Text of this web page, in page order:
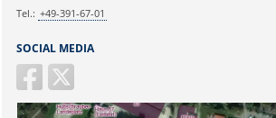
SOCIAL MEDIA
Tel.: +49-391-67-01